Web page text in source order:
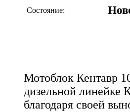
Состояние:
Мотоблок Кентавр
дизельной линейке
благодаря своей